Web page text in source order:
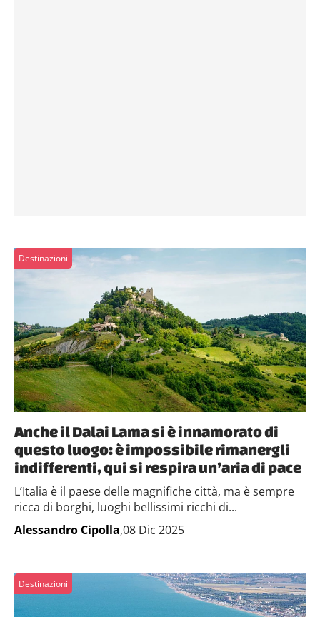
Destinazioni
Anche il Dalai Lama si è innamorato di
questo luogo: è impossibile rimanergli
indifferenti, qui si respira un’aria di pace
L’Italia è il paese delle magnifiche città, ma è sempre
ricca di borghi, luoghi bellissimi ricchi di...
Alessandro Cipolla,08 Dic 2025
Destinazioni